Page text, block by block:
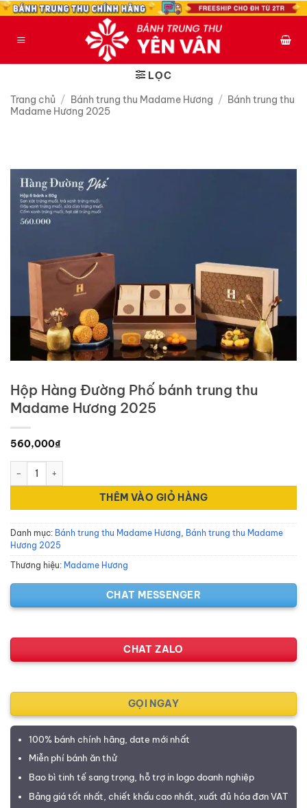
Bỏ
LỌC
Trang chủ / Bánh trung thu Madame Hương / Bánh trung thu
Madame Hương 2025
Hộp Hàng Đường Phố bánh trung thu
Madame Hương 2025
560,000₫
Hộp Hàng Đường Phố bánh trung thu Madame Hương 2025 số
THÊM VÀO GIỎ HÀNG
Danh mục: Bánh trung thu Madame Hương, Bánh trung thu Madame
Hương 2025
Thương hiệu: Madame Hương
CHAT MESSENGER
CHAT ZALO
GỌI NGAY
100% bánh chính hãng, date mới nhất
Miễn phí bánh ăn thử
Bao bì tinh tế sang trọng, hỗ trợ in logo doanh nghiệp
Bảng giá tốt nhất, chiết khấu cao nhất, xuất đủ hóa đơn VAT